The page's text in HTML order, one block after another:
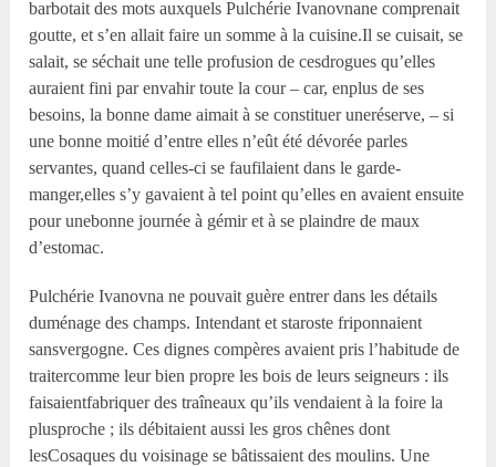
barbotait des mots auxquels Pulchérie Ivanovnane comprenait
goutte, et s’en allait faire un somme à la cuisine.Il se cuisait, se
salait, se séchait une telle profusion de cesdrogues qu’elles
auraient fini par envahir toute la cour – car, enplus de ses
besoins, la bonne dame aimait à se constituer uneréserve, – si
une bonne moitié d’entre elles n’eût été dévorée parles
servantes, quand celles-ci se faufilaient dans le garde-
manger,elles s’y gavaient à tel point qu’elles en avaient ensuite
pour unebonne journée à gémir et à se plaindre de maux
d’estomac.
Pulchérie Ivanovna ne pouvait guère entrer dans les détails
duménage des champs. Intendant et staroste friponnaient
sansvergogne. Ces dignes compères avaient pris l’habitude de
traitercomme leur bien propre les bois de leurs seigneurs : ils
faisaientfabriquer des traîneaux qu’ils vendaient à la foire la
plusproche ; ils débitaient aussi les gros chênes dont
lesCosaques du voisinage se bâtissaient des moulins. Une